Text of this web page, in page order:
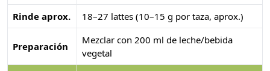
Rinde aprox.
18–27 lattes (10–15 g por taza, aprox.)
Preparación
Mezclar con 200 ml de leche/bebida
vegetal